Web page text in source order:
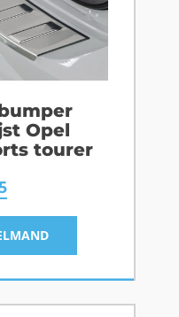
Opel
tourer